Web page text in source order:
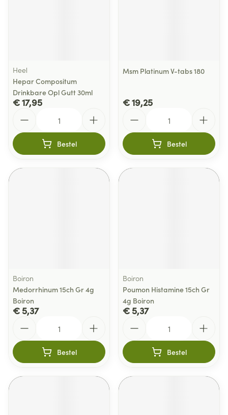
Heel
Hepar Compositum
Drinkbare Opl Gutt 30ml
€ 17,95
Bestel
Msm Platinum V-tabs 180
€ 19,25
Bestel
Boiron
Medorrhinum 15ch Gr 4g
Boiron
€ 5,37
Bestel
Boiron
Poumon Histamine 15ch Gr
4g Boiron
€ 5,37
Bestel